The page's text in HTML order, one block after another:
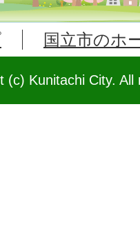
国立市のホ
(c) Kunitachi City.